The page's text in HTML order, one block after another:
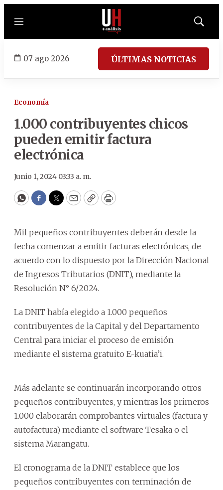
Menú
Mostrar
07 ago 2026 ÚLTIMAS NOTICIAS
Economía
1.000 contribuyentes chicos
pueden emitir factura
electrónica
Junio 1, 2024 03:33 a. m.
WhatsApp
Facebook
Twitter
EmailCopyPrint
Mil pequeños contribuyentes deberán desde la
fecha comenzar a emitir facturas electrónicas, de
acuerdo con lo dispuesto por la Dirección Nacional
de Ingresos Tributarios (DNIT), mediante la
Resolución N° 6/2024.
La DNIT había elegido a 1.000 pequeños
contribuyentes de la Capital y del Departamento
Central para iniciar el proceso de emisión
mediante el sistema gratuito E-kuatia’i.
Más adelante se continuarán incorporando otros
pequeños contribuyentes, y mientras los primeros
1.000 elaborarán comprobantes virtuales (factura y
autofactura) mediante el software Tesaka o el
sistema Marangatu.
El cronograma de la DNIT establece que los
pequeños contribuyentes con terminación de